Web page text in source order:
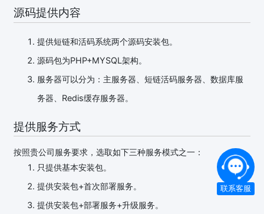
源码提供内容
提供短链和活码系统两个源码安装包。
源码包为PHP+MYSQL架构。
服务器可以分为：主服务器、短链活码服务器、数据库服
务器、Redis缓存服务器。
提供服务方式
按照贵公司服务要求，选取如下三种服务模式之一：
只提供基本安装包。
提供安装包+首次部署服务。
提供安装包+部署服务+升级服务。
联系客服